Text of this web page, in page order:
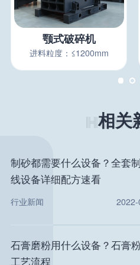
颚式破碎机
进料粒度：≤1200mm
相关
制砂都需要什么设备？全套
线设备详细配方速看
行业新闻
石膏磨粉用什么设备？石膏
工艺流程